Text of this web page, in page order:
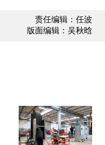
责任编辑：任波
版面编辑：吴秋晗